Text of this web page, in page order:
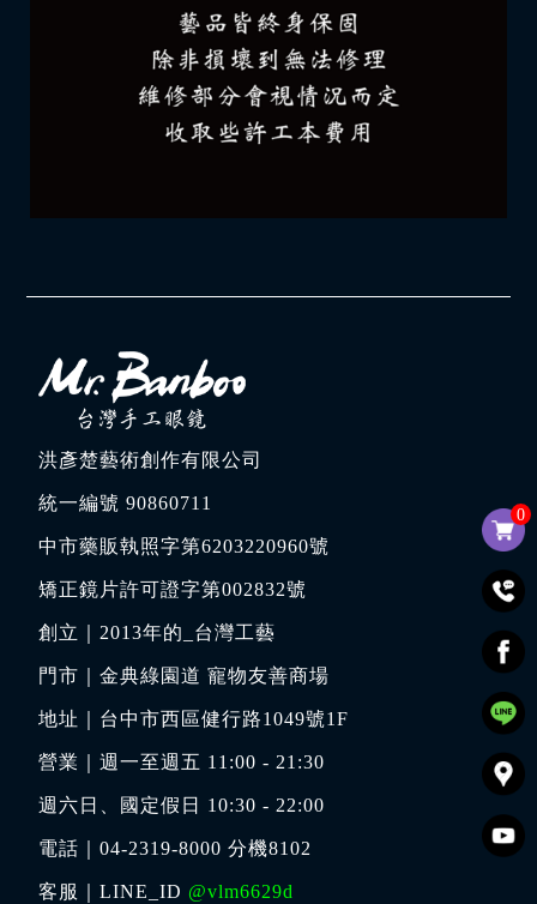
0
洪彥楚藝術創作有限公司
統一編號 90860711
中市藥販執照字第6203220960號
矯正鏡片許可證字第002832號
創立｜2013年的_台灣工藝
門市｜金典綠園道 寵物友善商場
地址｜ 台中市西區健行路1049號1F
營業｜週一至週五 11:00 - 21:30
週六日、國定假日 10:30 - 22:00
電話｜04-2319-8000 分機8102
客服｜LINE_ID @vlm6629d